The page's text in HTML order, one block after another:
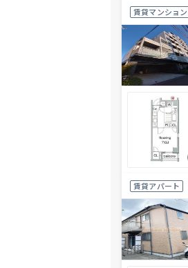
賃貸マンション
賃貸アパート